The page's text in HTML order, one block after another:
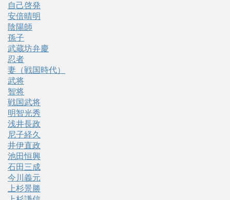
自己啓発
安倍晴明
陰陽師
孫子
武蔵坊弁慶
忍者
妻（戦国時代）
武将
智将
戦国武将
明智光秀
浅井長政
尼子経久
井伊直政
池田恒興
石田三成
今川義元
上杉景勝